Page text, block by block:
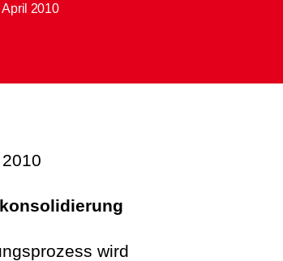
April 2010
wird